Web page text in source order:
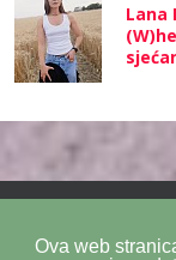
Ova web
Lana